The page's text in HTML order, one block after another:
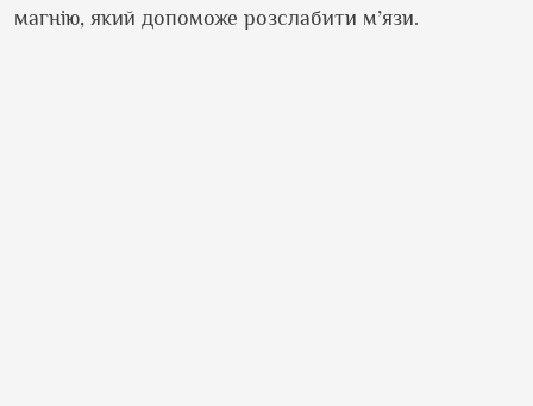
магнію, який допоможе розслабити м’язи.